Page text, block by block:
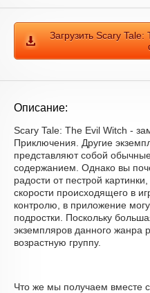
Загрузить Scary
Описание:
Scary Tale: The Evil Witch -
Приключения. Другие
представляют собой
содержанием. Однако вы
радости от пестрой
скорости происходящего в
контролю, в приложение
подростки. Поскольку
экземпляров данного жанра
возрастную группу.
Что же мы получаем вместе